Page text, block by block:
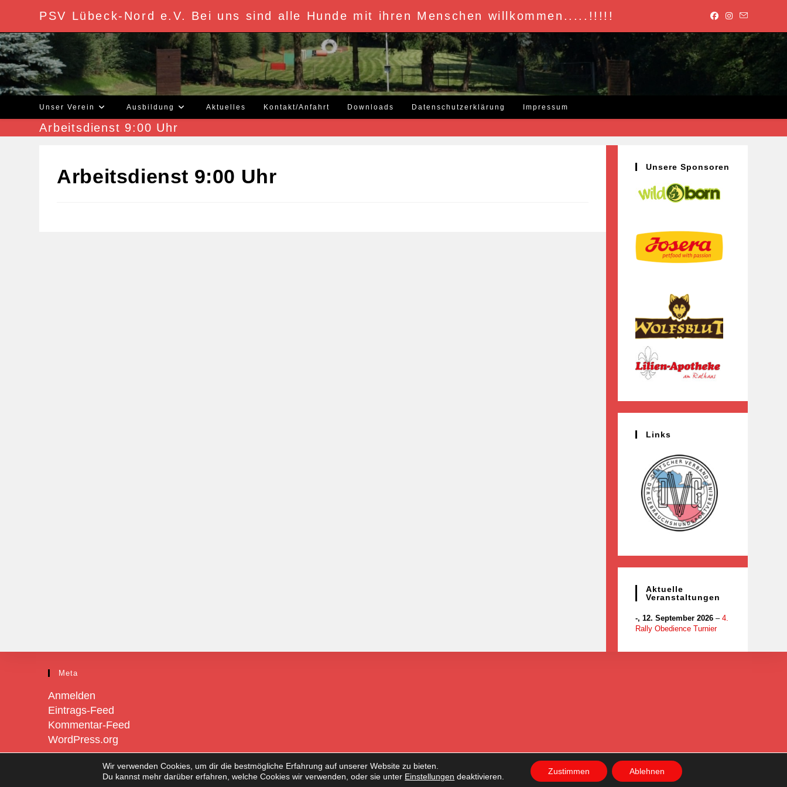
PSV Lübeck-Nord e.V. Bei uns sind alle Hunde mit ihren Menschen willkommen.....!!!!!
Unser Verein Ausbildung Aktuelles Kontakt/Anfahrt Downloads Datenschutzerklärung Impressum
Arbeitsdienst 9:00 Uhr
Arbeitsdienst 9:00 Uhr Unsere Sponsoren
Links
Aktuelle
Veranstaltungen
-, 12. September 2026– 4.
Rally Obedience Turnier
Meta
Anmelden
Eintrags-Feed
Kommentar-Feed
WordPress.org
Copyright 2024 PSV Lübeck-Nord e.V. - OceanWP Theme by Nick (angepasst)
Wir verwenden Cookies, um dir die bestmögliche Erfahrung auf unserer Website zu bieten.
Du kannst mehr darüber erfahren, welche Cookies wir verwenden, oder sie unter Einstellungen deaktivieren.
Zustimmen Ablehnen